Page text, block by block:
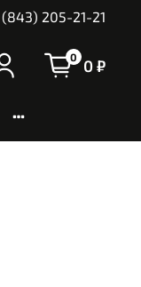
(843) 205-21-21
0 0 ₽